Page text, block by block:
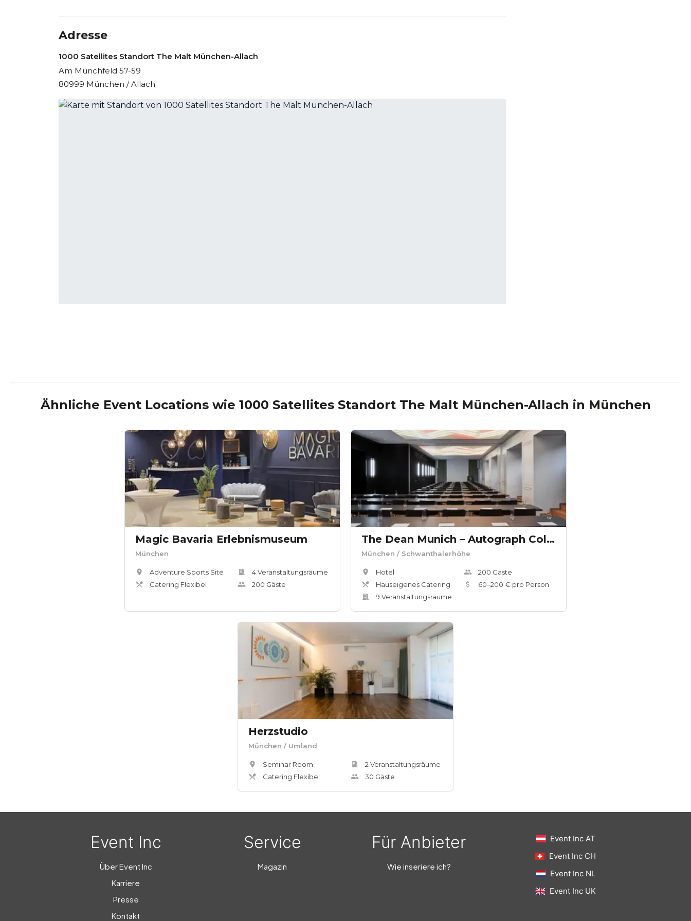
Adresse
1000 Satellites Standort The Malt München-Allach
Am Münchfeld 57-59
80999 München / Allach
Ähnliche Event Locations wie 1000 Satellites Standort The Malt München-Allach in München
Magic Bavaria Erlebnismuseum
München
Adventure Sports Site
Catering Flexibel
4Veranstaltungsräume
200 Gäste
The Dean Munich – Autograph Collection
München / Schwanthalerhöhe
Hotel
Hauseigenes Catering
9 Veranstaltungsräume
200 Gäste
60–200 € pro Person
Herzstudio
München / Umland
Seminar Room
Catering Flexibel
2 Veranstaltungsräume
30 Gäste
Event Inc
Über Event Inc
Karriere
Presse
Kontakt
Service
Magazin
Für Anbieter
Wie inseriere ich?
Event Inc AT
Event Inc CH
Event Inc NL
Event Inc UK